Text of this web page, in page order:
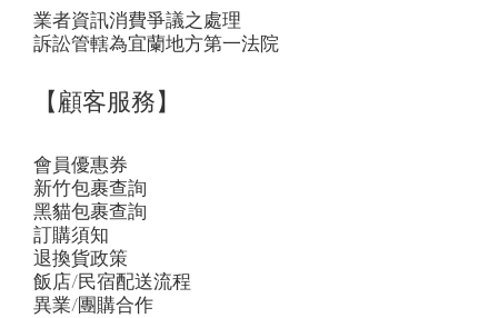
業者資訊消費爭議之處理
訴訟管轄為宜蘭地方第一法院
【顧客服務】
會員優惠券
新竹包裹查詢
黑貓包裹查詢
訂購須知
退換貨政策
飯店/民宿配送流程
異業/團購合作